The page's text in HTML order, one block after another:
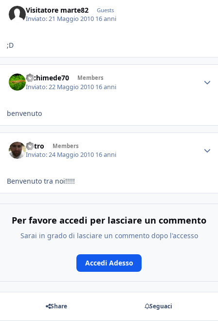
Visitatore marte82 Guests
Inviato:21 Maggio 2010 16 anni
;D
archimede70 Members
Inviato:22 Maggio 2010 16 anni
benvenuto
Astro Members
Inviato:24 Maggio 2010 16 anni
Benvenuto tra noi!!!!!
Per favore accedi per lasciare un commento
Sarai in grado di lasciare un commento dopo l'accesso
Accedi Adesso
Share Seguaci